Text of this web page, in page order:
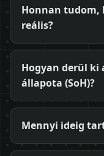
Honnan tudom,
reális?
Hogyan derül ki
állapota (SoH)?
Mennyi ideig